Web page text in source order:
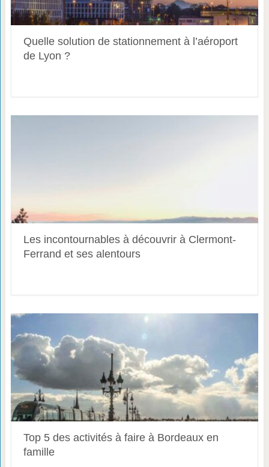
Quelle solution de stationnement à l’aéroport
de Lyon ?
Les incontournables à découvrir à Clermont-
Ferrand et ses alentours
Top 5 des activités à faire à Bordeaux en
famille